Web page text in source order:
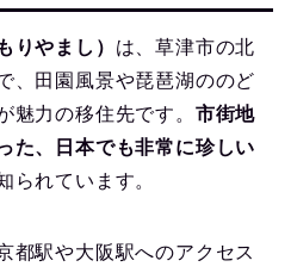
りやまし） は、草津市の北
、田園風景や琵琶湖ののど
魅力の移住先です。 市街地
た、日本でも非常に珍しい
られています。
都駅や大阪駅へのアクセス